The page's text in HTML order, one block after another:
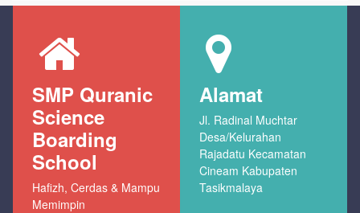
SMP Quranic
Science
Boarding
School
Hafizh, Cerdas & Mampu
Memimpin
Alamat
Jl. Radinal Muchtar
Desa/Kelurahan
Rajadatu Kecamatan
Cineam Kabupaten
Tasikmalaya